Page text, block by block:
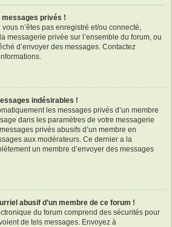
messages privés !
vous n’êtes pas enregistré et/ou connecté,
messagerie privée sur l’ensemble du forum, ou
d’envoyer des messages. Contactez
indésirables !
les messages privés d’un membre
dans les paramètres de votre messagerie
privés abusifs d’un membre en
aux modérateurs. Ce dernier a la
un membre d’envoyer des messages
abusif d’un membre de ce forum !
du forum comprend des sécurités pour
de tels messages. Envoyez à